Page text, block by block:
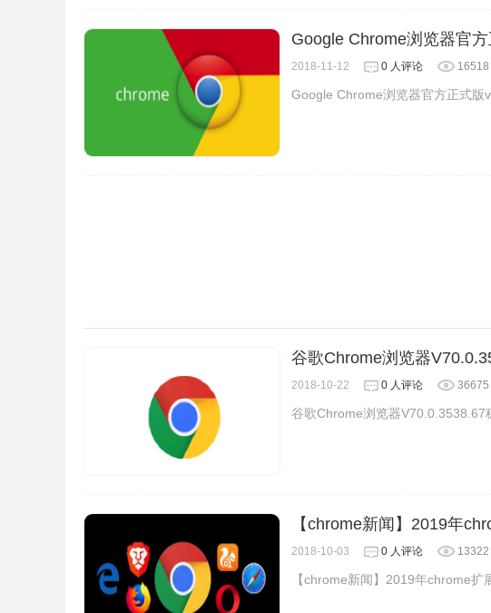
Google Chrome浏览器官
2018-11-12 0 人评论
Google Chrome浏览器官方正式版
谷歌Chrome浏览器
2018-10-22 0 人评论 36675
谷歌Chrome浏览器V70.0.3538.67
【chrome新闻】2019年
2018-10-03 0 人评论
【chrome新闻】2019年chrome